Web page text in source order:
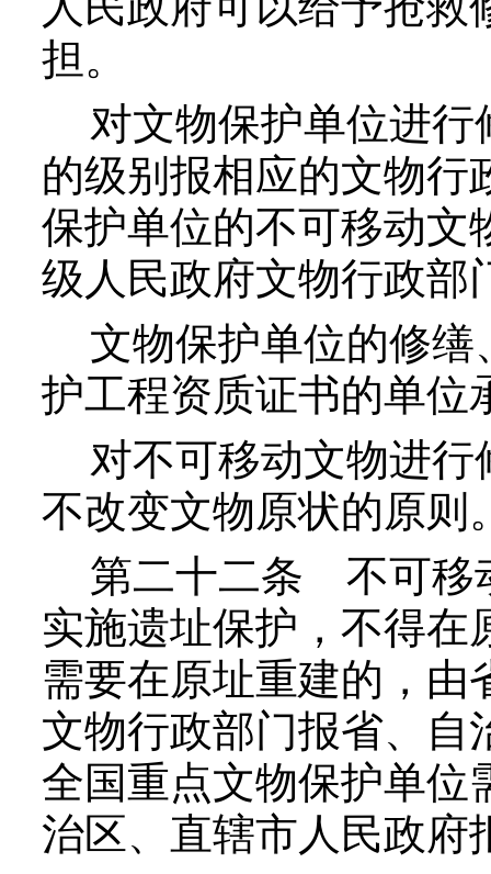
担。
对文物保护单位进行
的级别报相应的文物行
保护单位的不可移动文
级人民政府文物行政部
文物保护单位的修缮
护工程资质证书的单位
对不可移动文物进行
不改变文物原状的原则
第二十二条 不可移
实施遗址保护，不得在
需要在原址重建的，由
文物行政部门报省、自
全国重点文物保护单位
治区、直辖市人民政府